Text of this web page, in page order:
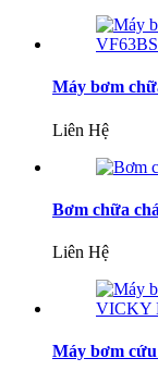
Máy bơm
Liên Hệ
Bơm chữa
Liên Hệ
Máy bơm